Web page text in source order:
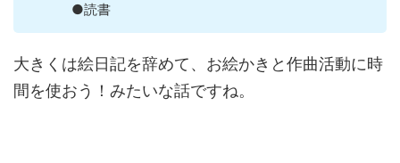
●読書
大きくは絵日記を辞めて、お絵かきと作曲活動に時
間を使おう！みたいな話ですね。